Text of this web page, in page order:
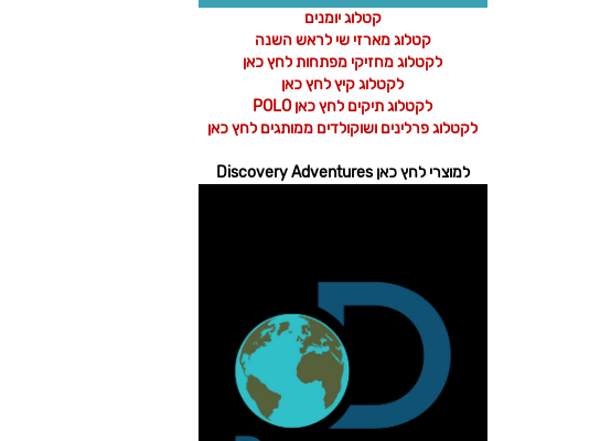
קטלוג יומנים
קטלוג מארזי שי לראש השנה
לקטלוג מחזיקי מפתחות לחץ כאן
לקטלוג קיץ לחץ כאן
לקטלוג תיקים לחץ כאן POLO
לקטלוג פרלינים ושוקולדים ממותגים לחץ כאן
למוצרי לחץ כאן Discovery Adventures